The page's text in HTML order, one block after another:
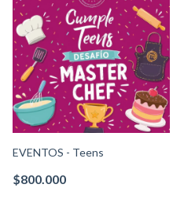
EVENTOS - Teens
$800.000